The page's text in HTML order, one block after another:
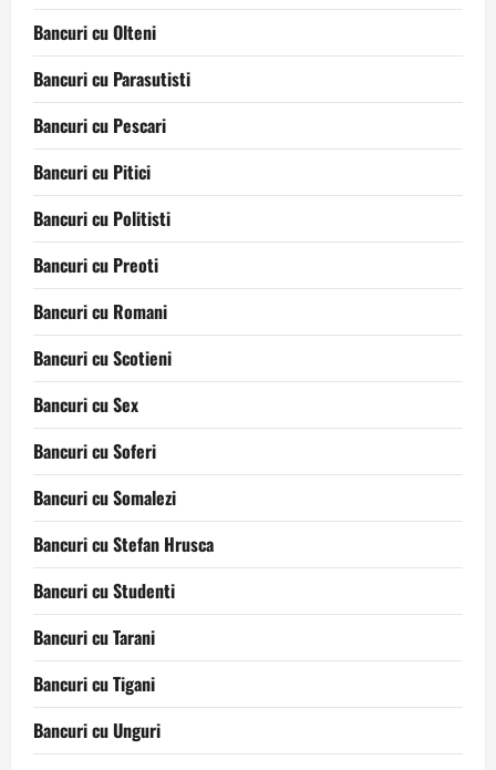
Bancuri cu Olteni
Bancuri cu Parasutisti
Bancuri cu Pescari
Bancuri cu Pitici
Bancuri cu Politisti
Bancuri cu Preoti
Bancuri cu Romani
Bancuri cu Scotieni
Bancuri cu Sex
Bancuri cu Soferi
Bancuri cu Somalezi
Bancuri cu Stefan Hrusca
Bancuri cu Studenti
Bancuri cu Tarani
Bancuri cu Tigani
Bancuri cu Unguri